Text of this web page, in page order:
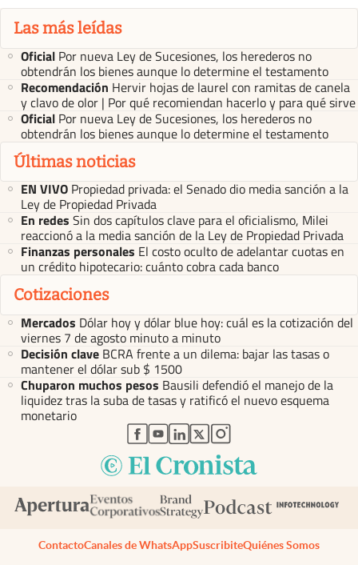
Las más leídas
Oficial Por nueva Ley de Sucesiones, los herederos no
obtendrán los bienes aunque lo determine el testamento
Recomendación Hervir hojas de laurel con ramitas de canela
y clavo de olor | Por qué recomiendan hacerlo y para qué sirve
Oficial Por nueva Ley de Sucesiones, los herederos no
obtendrán los bienes aunque lo determine el testamento
Últimas noticias
EN VIVO Propiedad privada: el Senado dio media sanción a la
Ley de Propiedad Privada
En redes Sin dos capítulos clave para el oficialismo, Milei
reaccionó a la media sanción de la Ley de Propiedad Privada
Finanzas personales El costo oculto de adelantar cuotas en
un crédito hipotecario: cuánto cobra cada banco
Cotizaciones
Mercados Dólar hoy y dólar blue hoy: cuál es la cotización del
viernes 7 de agosto minuto a minuto
Decisión clave BCRA frente a un dilema: bajar las tasas o
mantener el dólar sub $ 1500
Chuparon muchos pesos Bausili defendió el manejo de la
liquidez tras la suba de tasas y ratificó el nuevo esquema
monetario
abre en nueva pestaña
abre en nueva pestaña
abre en nueva pestaña
abre en nueva pestaña
abre en nueva pestaña
ContactoCanales de WhatsAppSuscribiteQuiénes Somos